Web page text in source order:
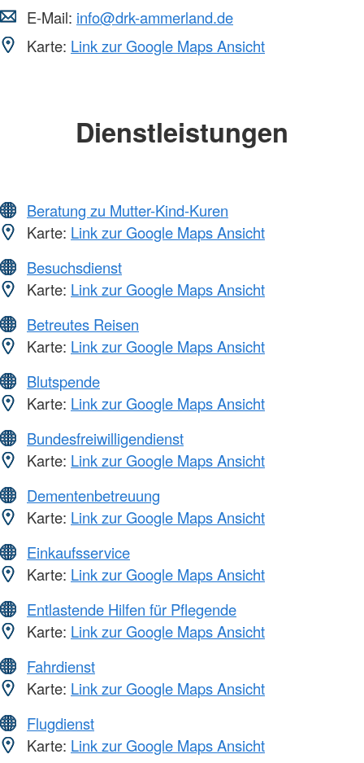
E-Mail: info@drk-ammerland.de
Karte: Link zur Google Maps Ansicht
Dienstleistungen
Beratung zu Mutter-Kind-Kuren
Karte: Link zur Google Maps Ansicht
Besuchsdienst
Karte: Link zur Google Maps Ansicht
Betreutes Reisen
Karte: Link zur Google Maps Ansicht
Blutspende
Karte: Link zur Google Maps Ansicht
Bundesfreiwilligendienst
Karte: Link zur Google Maps Ansicht
Dementenbetreuung
Karte: Link zur Google Maps Ansicht
Einkaufsservice
Karte: Link zur Google Maps Ansicht
Entlastende Hilfen für Pflegende
Karte: Link zur Google Maps Ansicht
Fahrdienst
Karte: Link zur Google Maps Ansicht
Flugdienst
Karte: Link zur Google Maps Ansicht